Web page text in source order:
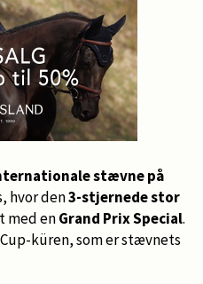
stævne på
hvor den3-stjernede stor
med enGrand Prix Special.
küren, som er stævnets